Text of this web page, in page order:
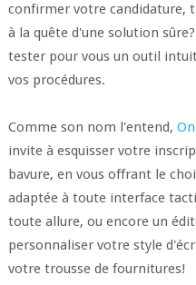
confirmer votre candidature,
à la quête d'une solution
tester pour vous un outil
vos procédures.
Comme son nom l'entend,
invite à esquisser votre
bavure, en vous offrant le
adaptée à toute interface
toute allure, ou encore un
personnaliser votre style
votre trousse de fournitures!